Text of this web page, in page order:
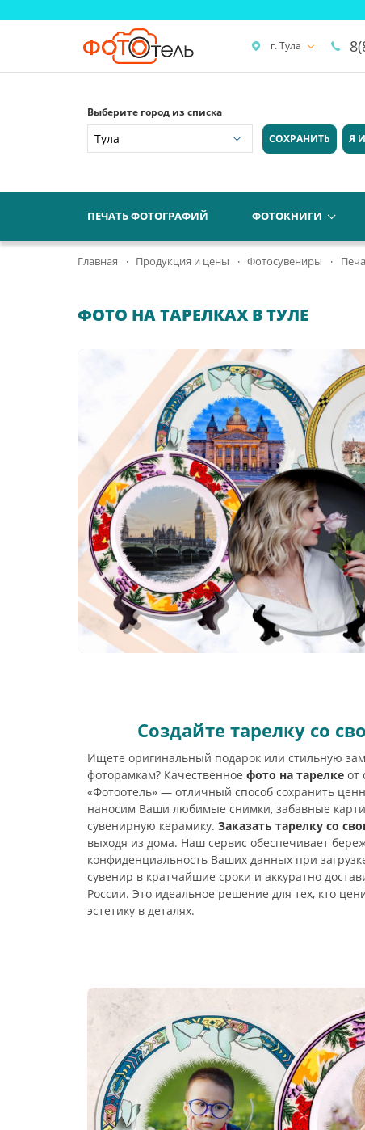
г. Тула
Выберите город из списка
СОХРАНИТЬ
Я
ПЕЧАТЬ ФОТОГРАФИЙ ФОТОКНИГИ
Главная Продукция и цены Фотосувениры
ФОТО НА ТАРЕЛКАХ В ТУЛЕ
Создайте тарелку со
Ищете оригинальный подарок или стильную
фоторамкам? Качественное фото на тарелке от
«Фотоотель» — отличный способ сохранить
наносим Ваши любимые снимки, забавные
сувенирную керамику. Заказать тарелку со
выходя из дома. Наш сервис обеспечивает
конфиденциальность Ваших данных при
сувенир в кратчайшие сроки и аккуратно
России. Это идеальное решение для тех, кто
эстетику в деталях.